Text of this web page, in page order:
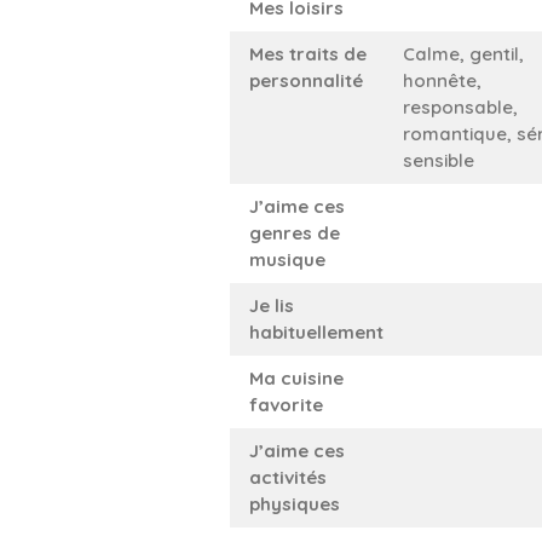
Mes loisirs
Mes traits de
personnalité
Calme, gentil,
honnête,
responsable,
romantique,
sensible
J’aime ces
genres de
musique
Je lis
habituellement
Ma cuisine
favorite
J’aime ces
activités
physiques